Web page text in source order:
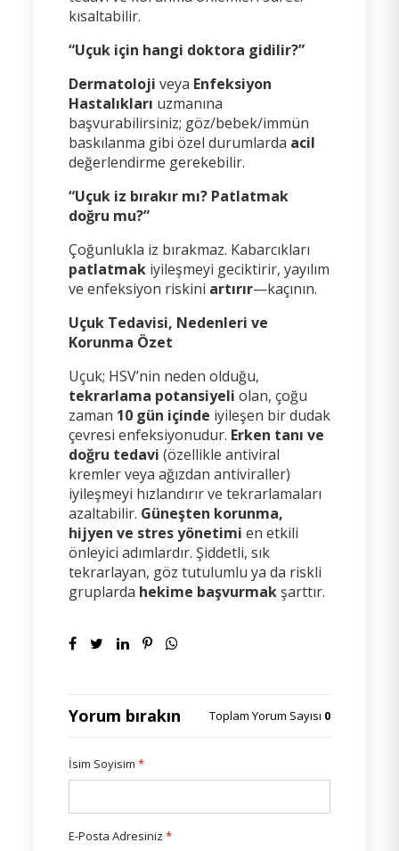
kısaltabilir.
“Uçuk için hangi doktora gidilir?”
Dermatoloji veya Enfeksiyon
Hastalıkları uzmanına
başvurabilirsiniz; göz/bebek/immün
baskılanma gibi özel durumlarda acil
değerlendirme gerekebilir.
“Uçuk iz bırakır mı? Patlatmak
doğru mu?”
Çoğunlukla iz bırakmaz. Kabarcıkları
patlatmakiyileşmeyi geciktirir, yayılım
ve enfeksiyon riskini artırır—kaçının.
Uçuk Tedavisi, Nedenleri ve
Korunma Özet
Uçuk; HSV’nin neden olduğu,
tekrarlama potansiyeli olan, çoğu
zaman 10 gün içinde iyileşen bir dudak
çevresi enfeksiyonudur. Erken tanı ve
doğru tedavi (özellikle antiviral
kremler veya ağızdan antiviraller)
iyileşmeyi hızlandırır ve tekrarlamaları
azaltabilir. Güneşten korunma,
hijyen ve stres yönetimi en etkili
önleyici adımlardır. Şiddetli, sık
tekrarlayan, göz tutulumlu ya da riskli
gruplarda hekime başvurmakşarttır.
Yorum bırakın Toplam Yorum Sayısı 0
İsim Soyisim *
E-Posta Adresiniz *